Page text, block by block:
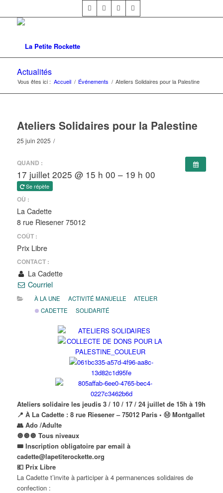
Actualités
Vous êtes ici : Accueil / Événements / Ateliers Solidaires pour la Palestine
Ateliers Solidaires pour la Palestine
25 juin 2025 /
QUAND :
17 juillet 2025 @ 15 h 00 – 19 h 00
Se répète
OÙ :
La Cadette
8 rue Riesener 75012
COÛT :
Prix Libre
CONTACT :
La Cadette
Courriel
À LA UNE ACTIVITÉ MANUELLE
ATELIER
CADETTE
SOLIDARITÉ
Ateliers solidaire les jeudis 3 / 10 / 17 / 24 juillet de 15h à 19h
📍 À La Cadette : 8 rue Riesener – 75012 Paris • Ⓜ️ Montgallet
👥 Ado /Adulte
🔘🔘🔘 Tous niveaux
🎟 Inscription obligatoire par email à
cadette@lapetiterockette.org
💶 Prix Libre
La Cadette t’invite à participer à 4 permanences solidaires de
confection :